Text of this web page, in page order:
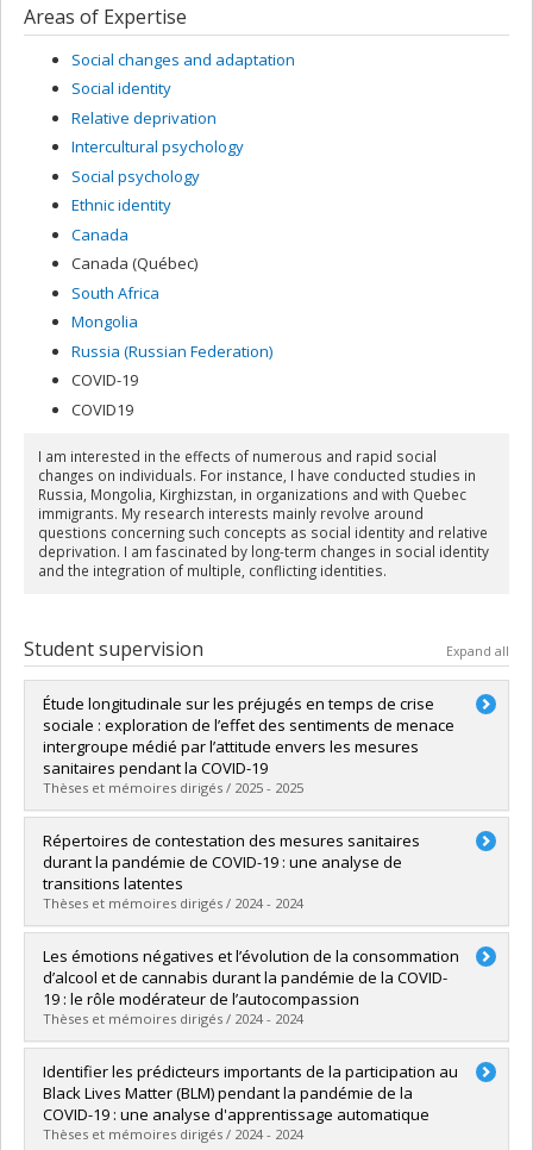
Areas of Expertise
Social changes and adaptation
Social identity
Relative deprivation
Intercultural psychology
Social psychology
Ethnic identity
Canada
Canada (Québec)
South Africa
Mongolia
Russia (Russian Federation)
COVID-19
COVID19
I am interested in the effects of numerous and rapid social
changes on individuals. For instance, I have conducted studies in
Russia, Mongolia, Kirghizstan, in organizations and with Quebec
immigrants. My research interests mainly revolve around
questions concerning such concepts as social identity and relative
deprivation. I am fascinated by long-term changes in social identity
and the integration of multiple, conflicting identities.
Student supervision Expand all
Étude longitudinale sur les préjugés en temps de crise
sociale : exploration de l’effet des sentiments de menace
intergroupe médié par l’attitude envers les mesures
sanitaires pendant la COVID-19
Thèses et mémoires dirigés / 2025 - 2025
Graduate : Grijalva-Lavallée, Raphael
Cycle :Master's
Grade :M. Sc.
Lien vers le document dans Papyrus
Répertoires de contestation des mesures sanitaires
durant la pandémie de COVID-19 : une analyse de
transitions latentes
Thèses et mémoires dirigés / 2024 - 2024
Graduate :Laliberté, Félix
Cycle :Master's
Grade :M. Sc.
Lien vers le document dans Papyrus
Les émotions négatives et l’évolution de la consommation
d’alcool et de cannabis durant la pandémie de la COVID-
19 : le rôle modérateur de l’autocompassion
Thèses et mémoires dirigés / 2024 - 2024
Graduate :Borisova, Marina
Cycle : Master's
Grade :M. Sc.
Lien vers le document dans Papyrus
Identifier les prédicteurs importants de la participation au
Black Lives Matter (BLM) pendant la pandémie de la
COVID-19 : une analyse d'apprentissage automatique
Thèses et mémoires dirigés / 2024 - 2024